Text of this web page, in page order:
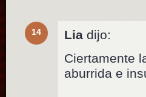
14 Lia dijo:
Ciertamente
aburrida e